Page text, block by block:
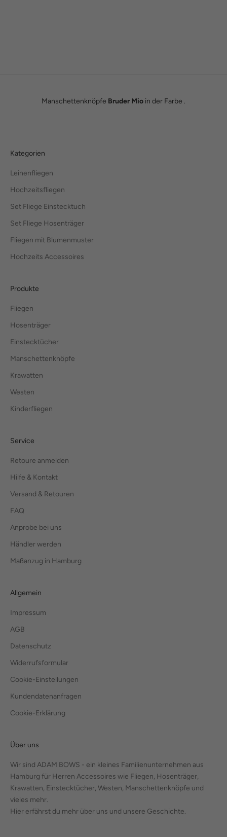
Manschettenknöpfe Bruder Mio in der Farbe .
Kategorien
Leinenfliegen
Hochzeitsfliegen
Set Fliege Einstecktuch
Set Fliege Hosenträger
Fliegen mit Blumenmuster
Hochzeits Accessoires
Produkte
Fliegen
Hosenträger
Einstecktücher
Manschettenknöpfe
Krawatten
Westen
Kinderfliegen
Service
Retoure anmelden
Hilfe & Kontakt
Versand & Retouren
FAQ
Anprobe bei uns
Händler werden
Maßanzug in Hamburg
Allgemein
Impressum
AGB
Datenschutz
Widerrufsformular
Cookie-Einstellungen
Kundendatenanfragen
Cookie-Erklärung
Über uns
Wir sind ADAM BOWS - ein kleines Familienunternehmen aus
Hamburg für Herren Accessoires wie Fliegen, Hosenträger,
Krawatten, Einstecktücher, Westen, Manschettenknöpfe und
vieles mehr.
Hier erfährst du mehr über uns und unsere Geschichte.